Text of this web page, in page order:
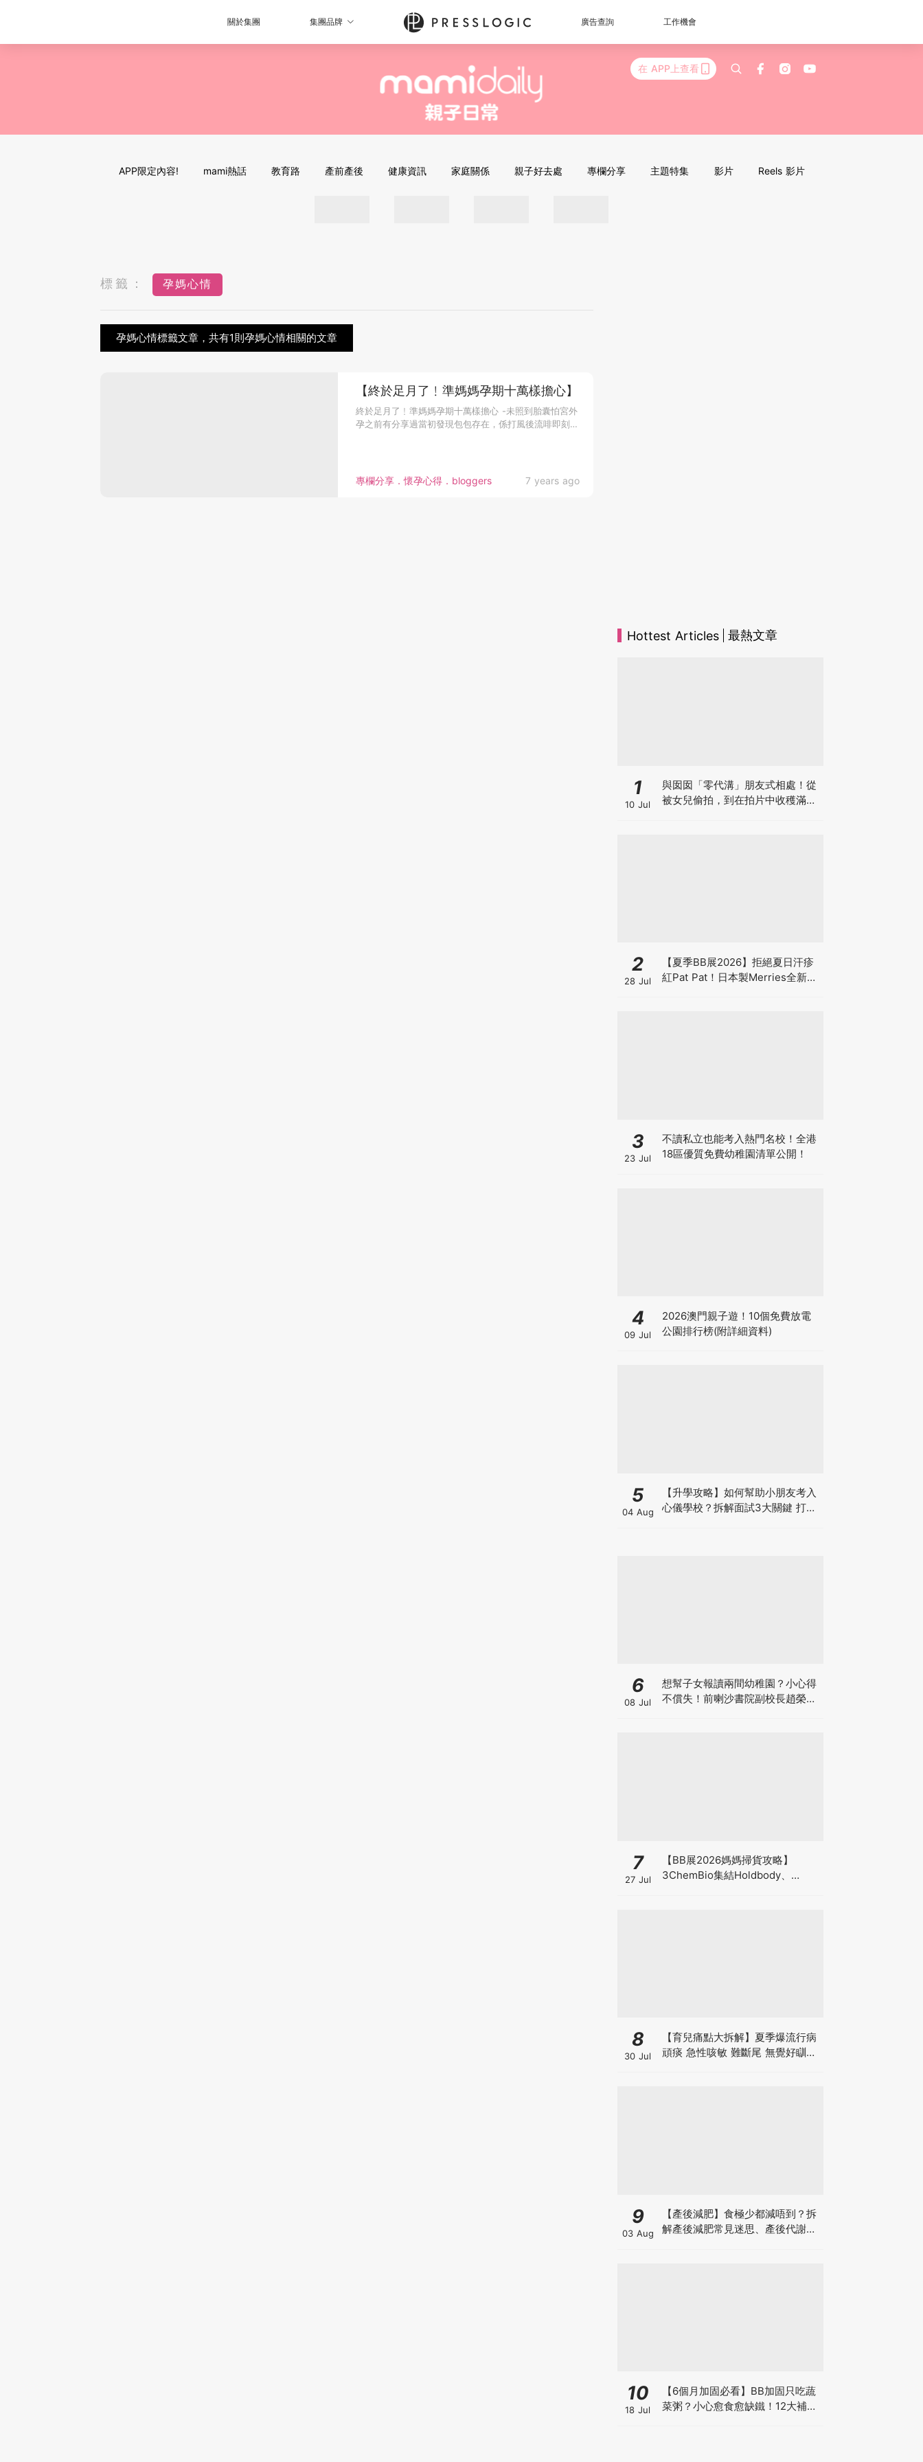
關於集團 集團品牌 廣告查詢 工作機會
在 APP上查看
APP限定內容! mami熱話 教育路 產前產後 健康資訊 家庭關係 親子好去處 專欄分享 主題特集 影片 Reels 影片
標籤： 孕媽心情
孕媽心情標籤文章，共有1則孕媽心情相關的文章
專欄分享．懷孕心得．bloggers 7 years ago
【終於足月了﹗準媽媽孕期十萬樣擔心】
終於足月了﹗準媽媽孕期十萬樣擔心 -未照到胎囊怕宮外
孕之前有分享過當初發現包包存在，係打風後流啡即刻去
Hottest Articles 最熱文章
1
10 Jul
與囡囡「零代溝」朋友式相處！從
被女兒偷拍，到在拍片中收穫滿足
2
28 Jul
【夏季BB展2026】拒絕夏日汗疹
紅Pat Pat！日本製Merries全新超
3
23 Jul
不讀私立也能考入熱門名校！全港
18區優質免費幼稚園清單公開！
4
09 Jul
2026澳門親子遊！10個免費放電
公園排行榜(附詳細資料)
5
04 Aug
【升學攻略】如何幫助小朋友考入
心儀學校？拆解面試3大關鍵 打好
6
08 Jul
想幫子女報讀兩間幼稚園？小心得
不償失！前喇沙書院副校長趙榮
7
27 Jul
【BB展2026媽媽掃貨攻略】
3ChemBio集結Holdbody、
8
30 Jul
【育兒痛點大拆解】夏季爆流行病
頑痰 急性咳敏 難斷尾 無覺好瞓？
9
03 Aug
【產後減肥】食極少都減唔到？拆
解產後減肥常見迷思、產後代謝、
10
18 Jul
【6個月加固必看】BB加固只吃蔬
菜粥？小心愈食愈缺鐵！12大補鐵